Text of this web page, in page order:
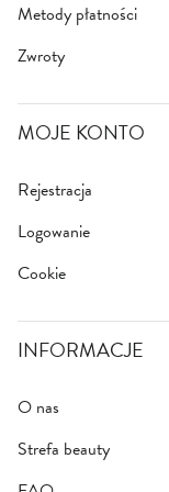
Metody płatności
Zwroty
MOJE KONTO
Rejestracja
Logowanie
Cookie
INFORMACJE
O nas
Strefa beauty